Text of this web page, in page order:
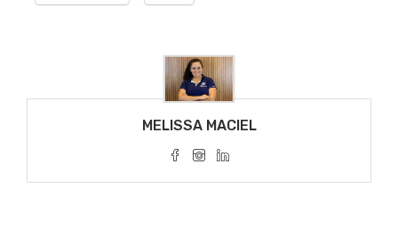
MELISSA MACIEL